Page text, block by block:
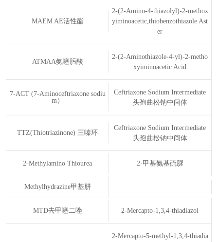
MAEM AE活性酯
2-(2-Amino-4-thiazolyl)-2-methox
yiminoacetic,thiobenzothiazole Ast
er
ATMAA氨噻肟酸
2-(2-Aminothiazole-4-yl)-2-metho
xyiminoacetic Acid
7-ACT (7-Aminoceftriaxone sodiu
m）
Ceftriaxone Sodium Intermediate
头孢曲松钠中间体
TTZ(Thiotriazinone) 三嗪环
Ceftriaxone Sodium Intermediate
头孢曲松钠中间体
2-Methylamino Thiourea 2-甲基氨基硫脲
Methylhydrazine甲基肼
MTD去甲噻二唑 2-Mercapto-1,3,4-thiadiazol
2-Mercapto-5-methyl-1,3,4-thiadia